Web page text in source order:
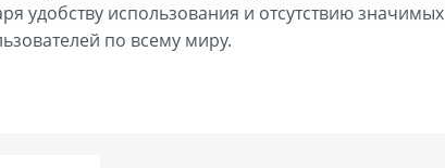
удобству использования и отсутствию значимых
по всему миру.